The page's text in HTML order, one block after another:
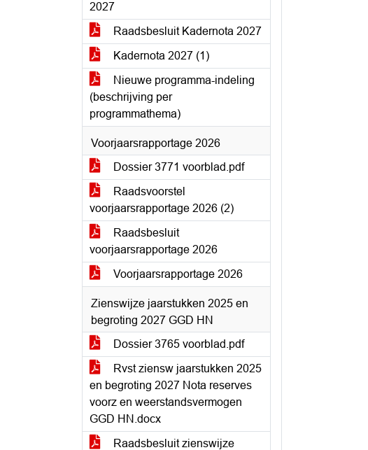
2027
Raadsbesluit Kadernota 2027
Kadernota 2027 (1)
Nieuwe programma-indeling
(beschrijving per
programmathema)
Voorjaarsrapportage 2026
Dossier 3771 voorblad.pdf
Raadsvoorstel
voorjaarsrapportage 2026 (2)
Raadsbesluit
voorjaarsrapportage 2026
Voorjaarsrapportage 2026
Zienswijze jaarstukken 2025 en
begroting 2027 GGD HN
Dossier 3765 voorblad.pdf
Rvst ziensw jaarstukken 2025
en begroting 2027 Nota reserves
voorz en weerstandsvermogen
GGD HN.docx
Raadsbesluit zienswijze